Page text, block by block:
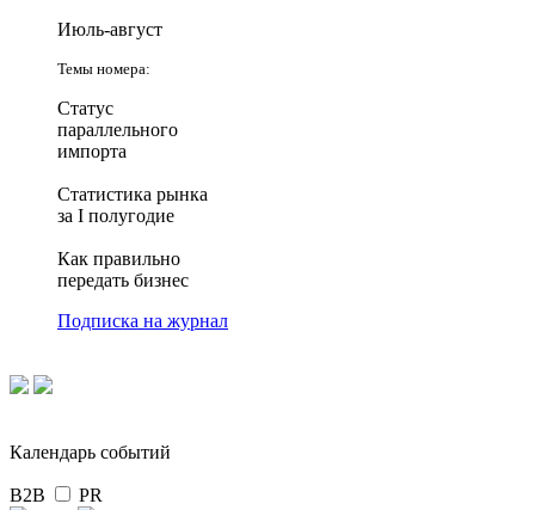
Июль-август
Темы номера:
Статус
параллельного
импорта
Статистика рынка
за I полугодие
Как правильно
передать бизнес
Подписка на журнал
Календарь событий
B2B PR